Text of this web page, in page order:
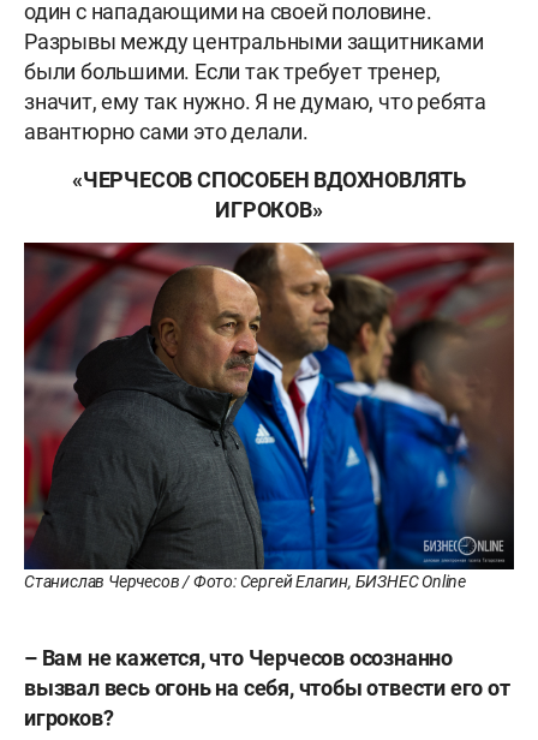
один с нападающими на своей половине.
Разрывы между центральными защитниками
были большими. Если так требует тренер,
значит, ему так нужно. Я не думаю, что ребята
авантюрно сами это делали.
«ЧЕРЧЕСОВ СПОСОБЕН ВДОХНОВЛЯТЬ
ИГРОКОВ»
Станислав Черчесов / Фото: Сергей Елагин, БИЗНЕС Online
– Вам не кажется, что Черчесов осознанно
вызвал весь огонь на себя, чтобы отвести его от
игроков?